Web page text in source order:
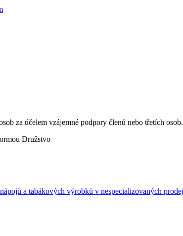
za účelem vzájemné podpory členů nebo třetích osob.
Družstvo
a tabákových výrobků v nespecializovaných